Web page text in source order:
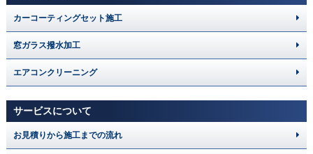
カーコーティングセット施工
窓ガラス撥水加工
エアコンクリーニング
サービスについて
お見積りから施工までの流れ